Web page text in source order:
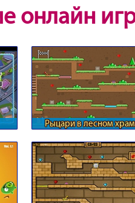
онлайн
Рыцари в лесном